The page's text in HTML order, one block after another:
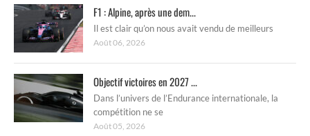
F1 : Alpine, après une dem...
Il est clair qu’on nous avait vendu de meilleurs
Août 06, 2026
Objectif victoires en 2027 ...
Dans l’univers de l’Endurance internationale, la
compétition ne se
Août 05, 2026